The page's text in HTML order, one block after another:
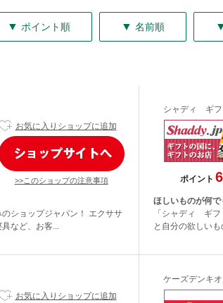
▼ ポイント順 ▼ 名前順
お気に入りショップに追加
>>このショップの注意事項
ショップジャパン！ エクササ
など、お客...
シャディ ギフ
ポイント 6
ほしいものが何で
「シャディ ギフ
と自分の欲しい
お気に入りショップに追加
ケーズデンキ